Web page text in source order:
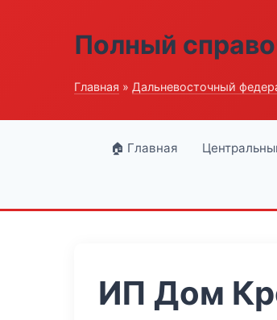
Полный
Главная » Дальневосточный
🏠 Главная
ИП Дом